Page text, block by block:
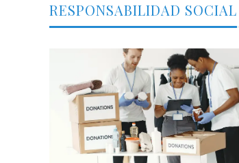
RESPONSABILIDAD SOCIAL